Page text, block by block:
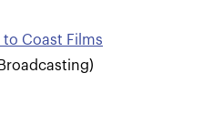
to Coast Films